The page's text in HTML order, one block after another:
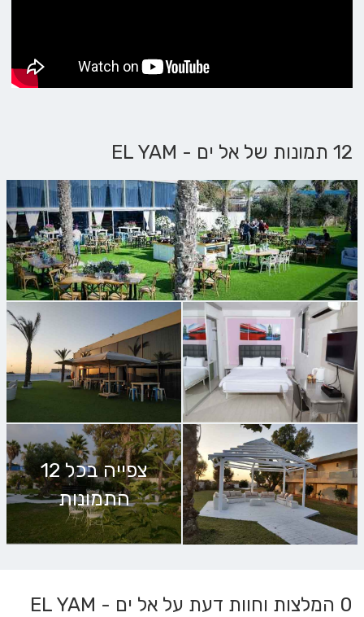
12 תמונות של אל ים - EL YAM
צפייה בכל 12
התמונות
0 המלצות וחוות דעת על אל ים - EL YAM